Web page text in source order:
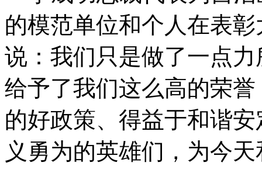
的模范单位和个人在表
说：我们只是做了一点
给予了我们这么高的荣
的好政策、得益于和谐
义勇为的英雄们，为今